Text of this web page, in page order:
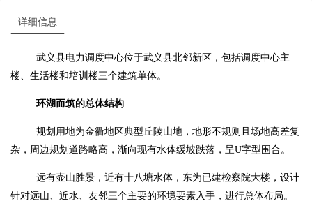
详细信息
武义县电力调度中心位于武义县北邻新区，包括调度中心主
楼、生活楼和培训楼三个建筑单体。
环湖而筑的总体结构
规划用地为金衢地区典型丘陵山地，地形不规则且场地高差复
杂，周边规划道路略高，渐向现有水体缓坡跌落，呈U字型围合。
远有壶山胜景，近有十八塘水体，东为已建检察院大楼，设计
针对远山、近水、友邻三个主要的环境要素入手，进行总体布局。